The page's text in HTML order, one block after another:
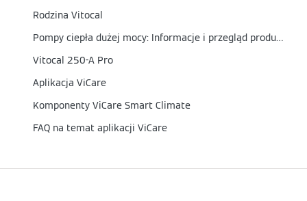
Rodzina Vitocal
Pompy ciepła dużej mocy: Informacje i przegląd produktów
Vitocal 250-A Pro
Aplikacja ViCare
Komponenty ViCare Smart Climate
FAQ na temat aplikacji ViCare